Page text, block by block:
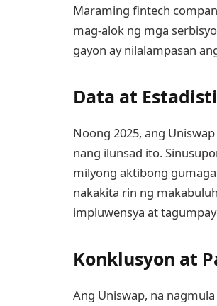
Maraming fintech
mag-alok ng mga
gayon ay nilalampasan
Data at
Noong 2025, ang
nang ilunsad ito.
milyong aktibong
nakakita rin ng
impluwensya at
Konklusyon at
Ang Uniswap, na